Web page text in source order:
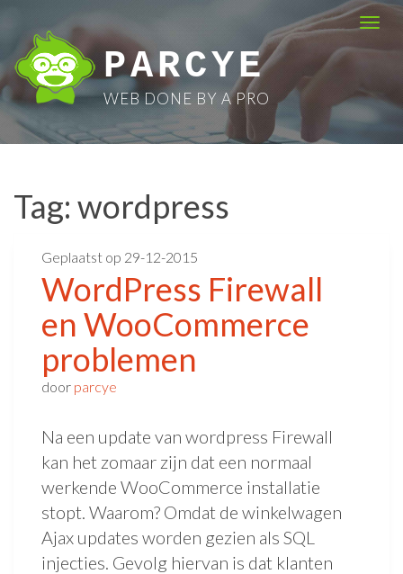
PARCYE
WEB DONE BY A PRO
Skip
content
Tag: wordpress
Geplaatst op 29-12-2015
WordPress Firewall
en WooCommerce
problemen
door parcye
Na een update van wordpress Firewall
kan het zomaar zijn dat een normaal
werkende WooCommerce installatie
stopt. Waarom? Omdat de winkelwagen
Ajax updates worden gezien als SQL
injecties. Gevolg hiervan is dat klanten